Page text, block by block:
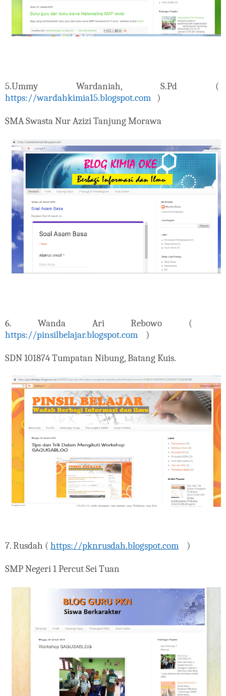
5.Ummy Wardaniah, S.Pd (
https://wardahkimia15.blogspot.com )
SMA Swasta Nur Azizi Tanjung Morawa
6. Wanda Ari Rebowo (
https://pinsilbelajar.blogspot.com )
SDN 101874 Tumpatan Nibung, Batang Kuis.
7. Rusdah ( https://pknrusdah.blogspot.com )
SMP Negeri 1 Percut Sei Tuan